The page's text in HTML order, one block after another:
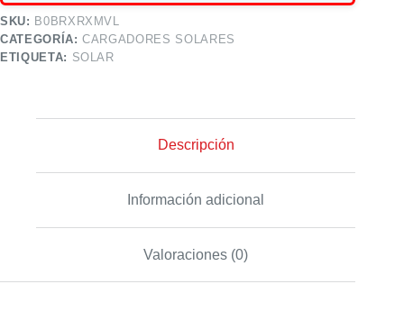
SKU: B0BRXRXMVL
CATEGORÍA:CARGADORES SOLARES
ETIQUETA: SOLAR
Descripción
Información adicional
Valoraciones (0)